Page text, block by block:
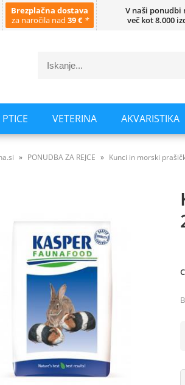
Brezplačna dostava
za naročila nad 39 € *
V naši ponudbi
več kot 8.000
PTICE VETERINA AKVARISTIKA
PONUDBA ZA REJCE Kunci in morski